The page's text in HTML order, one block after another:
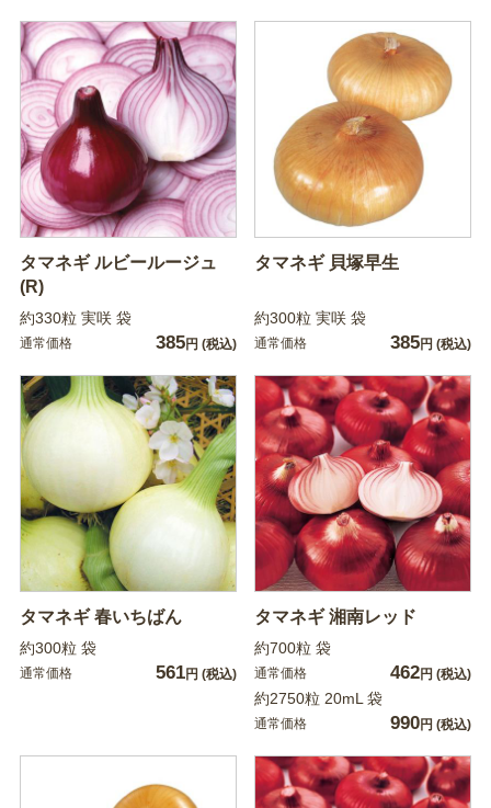
タマネギ ルビールージュ
(R)
約330粒 実咲 袋
通常価格 385円 (税込)
タマネギ 貝塚早生
約300粒 実咲 袋
通常価格 385円 (税込)
タマネギ 春いちばん
約300粒 袋
通常価格 561円 (税込)
タマネギ 湘南レッド
約700粒 袋
通常価格 462円 (税込)
約2750粒 20mL 袋
通常価格 990円 (税込)